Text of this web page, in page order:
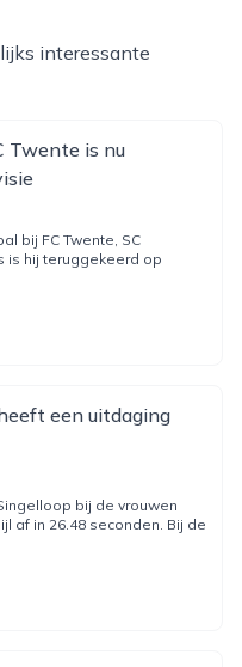
interessante
Twente is nu
bij FC Twente, SC
is hij teruggekeerd op
een uitdaging
bij de vrouwen
af in 26.48 seconden. Bij de